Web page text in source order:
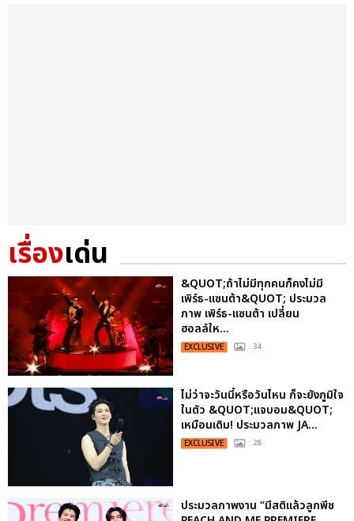
เรื่องเด่น
&QUOT;ถ้าไม่มีทุกคนก็คงไม่มี
เพิร์ธ-แซนต้า&QUOT; ประมวล
ภาพ เพิร์ธ-แซนต้า เปลี่ยน
ฮอลล์ให...
EXCLUSIVE : 34
ไม่ว่าจะวันนี้หรือวันไหน ก็จะยังภูมิใจ
ในตัว &QUOT;แจบอม&QUOT;
เหมือนเดิม! ประมวลภาพ JA...
EXCLUSIVE : 28
ประมวลภาพงาน “มีสติแล้วลูกพีช